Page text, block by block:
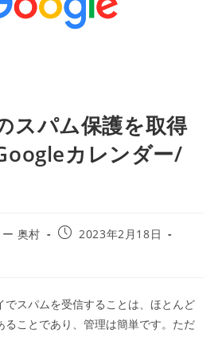
スパム保護を取得
カレンダー/
奥村
投
2023年2月18日
でスパムを受信することは、ほとんど
ることであり、管理は簡単です。ただ